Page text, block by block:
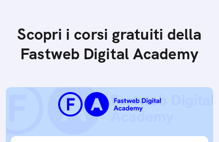
Scopri i corsi gratuiti della
Fastweb Digital Academy